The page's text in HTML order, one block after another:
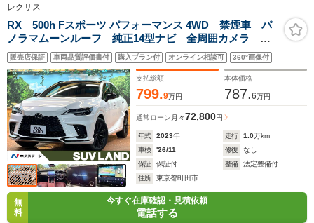
レクサス
RX 500h Fスポーツ パフォーマンス 4WD 禁煙車 パ
ノラマムーンルーフ 純正14型ナビ 全周囲カメラ レ
ーダークルーズ デジタルミラー ブラインドスポット
モニター 電動リアゲート パワーシート シートエア
コン 赤革シート 三眼ヘッドライト
販売店保証 車両品質評価書付 購入プラン付 オンライン相談可 360°画像付
支払総額
799.9万円
本体価格
787.6万円
通常ローン 月々72,800円
年式 2023年 走行 1.0万km
車検
'26/11 修復
なし
保証
保証付 整備
法定整備付
住所
東京都町田市
無
料
今すぐ在庫確認・見積依頼
電話する